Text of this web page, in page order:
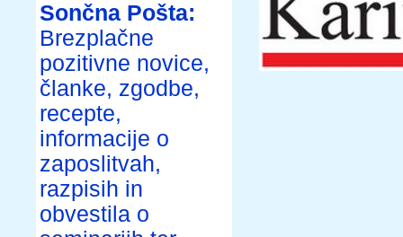
Sončna Pošta:
Brezplačne
pozitivne novice,
članke, zgodbe,
recepte,
informacije o
zaposlitvah,
razpisih in
obvestila o